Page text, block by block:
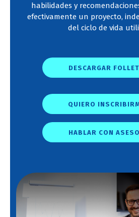
habilidades y
efectivamente un proyecto,
del ciclo de vida
DESCARGAR
QUIERO
HABLAR CON